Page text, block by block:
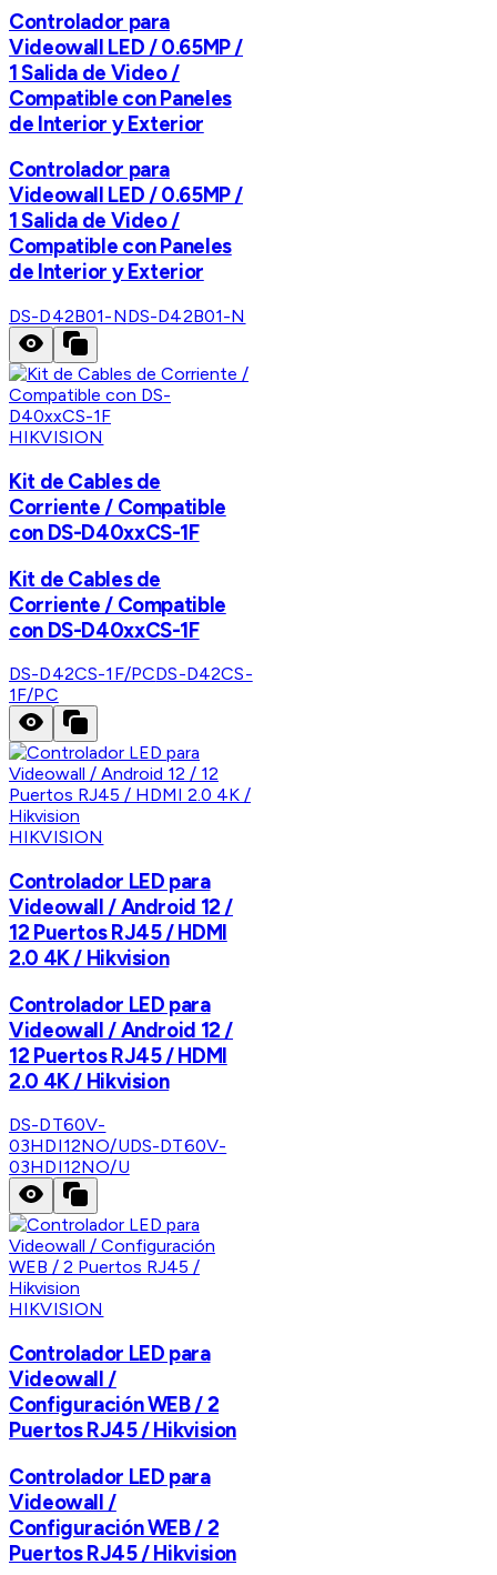
Controlador para
Videowall LED / 0.65MP /
1 Salida de Video /
Compatible con Paneles
de Interior y Exterior
Controlador para
Videowall LED / 0.65MP /
1 Salida de Video /
Compatible con Paneles
de Interior y Exterior
DS-D42B01-NDS-D42B01-N
HIKVISION
Kit de Cables de
Corriente / Compatible
con DS-D40xxCS-1F
Kit de Cables de
Corriente / Compatible
con DS-D40xxCS-1F
DS-D42CS-1F/PCDS-D42CS-
1F/PC
HIKVISION
Controlador LED para
Videowall / Android 12 /
12 Puertos RJ45 / HDMI
2.0 4K / Hikvision
Controlador LED para
Videowall / Android 12 /
12 Puertos RJ45 / HDMI
2.0 4K / Hikvision
DS-DT60V-
03HDI12NO/UDS-DT60V-
03HDI12NO/U
HIKVISION
Controlador LED para
Videowall /
Configuración WEB / 2
Puertos RJ45 / Hikvision
Controlador LED para
Videowall /
Configuración WEB / 2
Puertos RJ45 / Hikvision